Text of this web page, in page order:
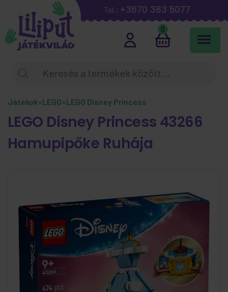
Tel.: +3670 383 5077
0
Játékok»LEGO»LEGO Disney Princess
LEGO Disney Princess 43266
Hamupipőke Ruhája